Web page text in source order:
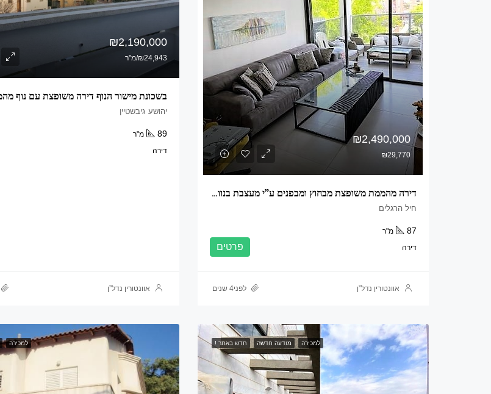
₪2,490,000
₪29,770
דירה מהממת משופצת מבחוץ ומבפנים ע”י מעצבת בנווה חוף ראשון לציון
חיל הרגלים
87
מ"ר
דירה
פרטים
אוונטורין נדל”ן לפני4 שנים
₪2,190,000
₪24,943/מ"ר
יהושע גיבשטיין
89
מ"ר
דירה
אוונטורין נדל”ן
למכירה מודעה חדשה חדש באתר ! למכירה